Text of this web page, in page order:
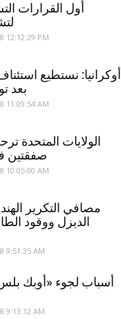
أول القرارات
12:12:29 PM
أوكرانيا: نستطيع
بعد
11:09:54 AM
الولايات المتحدة
صفقتين
10:05:00 AM
مصافي التكرير
الديزل ووقود
9:51:35 AM
أسباب لجوء «أوبك
9:13:12 AM